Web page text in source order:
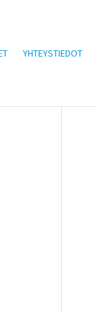
YHTEYSTIEDOT